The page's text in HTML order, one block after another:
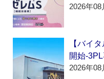
2026年08
【バイ
開始
2026年08